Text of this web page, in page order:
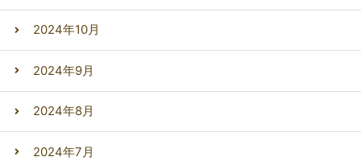
2024年10月
2024年9月
2024年8月
2024年7月